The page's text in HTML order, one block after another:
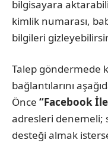
bilgisayara
kimlik numarası,
bilgileri
Talep göndermede
bağlantılarını
Önce “Facebook
adresleri denemeli;
desteği almak